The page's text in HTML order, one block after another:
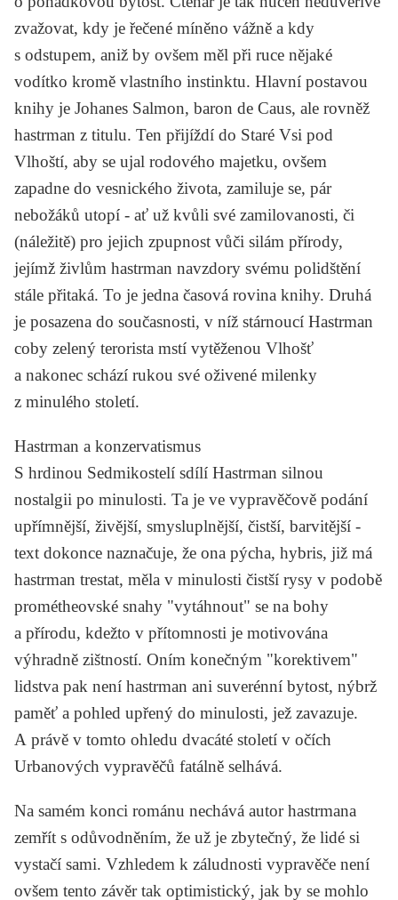
zvažovat, kdy je řečené míněno vážně a kdy
s odstupem, aniž by ovšem měl při ruce nějaké
vodítko kromě vlastního instinktu. Hlavní postavou
knihy je Johanes Salmon, baron de Caus, ale rovněž
hastrman z titulu. Ten přijíždí do Staré Vsi pod
Vlhoští, aby se ujal rodového majetku, ovšem
zapadne do vesnického života, zamiluje se, pár
nebožáků utopí - ať už kvůli své zamilovanosti, či
(náležitě) pro jejich zpupnost vůči silám přírody,
jejímž živlům hastrman navzdory svému polidštění
stále přitaká. To je jedna časová rovina knihy. Druhá
je posazena do současnosti, v níž stárnoucí Hastrman
coby zelený terorista mstí vytěženou Vlhošť
a nakonec schází rukou své oživené milenky
z minulého století.
Hastrman a konzervatismus
S hrdinou Sedmikostelí sdílí Hastrman silnou
nostalgii po minulosti. Ta je ve vypravěčově podání
upřímnější, živější, smysluplnější, čistší, barvitější -
text dokonce naznačuje, že ona pýcha, hybris, již má
hastrman trestat, měla v minulosti čistší rysy v podobě
prométheovské snahy "vytáhnout" se na bohy
a přírodu, kdežto v přítomnosti je motivována
výhradně zištností. Oním konečným "korektivem"
lidstva pak není hastrman ani suverénní bytost, nýbrž
paměť a pohled upřený do minulosti, jež zavazuje.
A právě v tomto ohledu dvacáté století v očích
Urbanových vypravěčů fatálně selhává.
Na samém konci románu nechává autor hastrmana
zemřít s odůvodněním, že už je zbytečný, že lidé si
vystačí sami. Vzhledem k záludnosti vypravěče není
ovšem tento závěr tak optimistický, jak by se mohlo